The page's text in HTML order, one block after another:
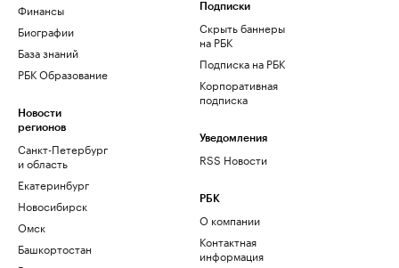
Финансы
Биографии
База знаний
РБК Образование
Новости
регионов
Санкт-Петербург
и область
Екатеринбург
Новосибирск
Омск
Башкортостан
Подписки
Скрыть баннеры
на РБК
Подписка на РБК
Корпоративная
подписка
Уведомления
RSS Новости
РБК
О компании
Контактная
информация